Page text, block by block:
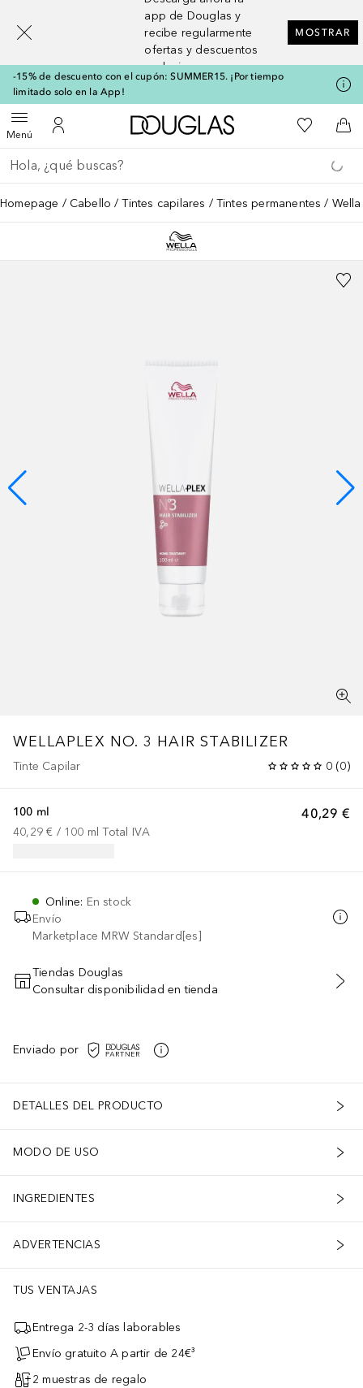
app de Douglas y
recibe regularmente
ofertas y descuentos
exclusivos
MOSTRAR
-15% de descuento con el cupón: SUMMER15. ¡Por tiempo
limitado solo en la App!
MenúAbrir menúMi cuenta
A Douglas HomeMi lista de
A
Regresar
Ejecutar búsqueda
Homepage Cabello Tintes capilares Tintes permanentes
WELLAPLEX NO. 3 HAIR STABILIZER
Tinte Capilar 0 (0)
40,29 €
100 ml
40,29 € / 100 ml Total IVA
Online: En stock
Envío
Marketplace MRW Standard[es]
AÑADIR AL CARRITO
Tiendas Douglas
Consultar disponibilidad en tienda
Enviado por
DETALLES DEL PRODUCTO
MODO DE USO
INGREDIENTES
ADVERTENCIAS
TUS VENTAJAS
Entrega 2-3 días laborables
Envío gratuito A partir de 24€³
2 muestras de regalo
[navigation.slideout.screenreader]